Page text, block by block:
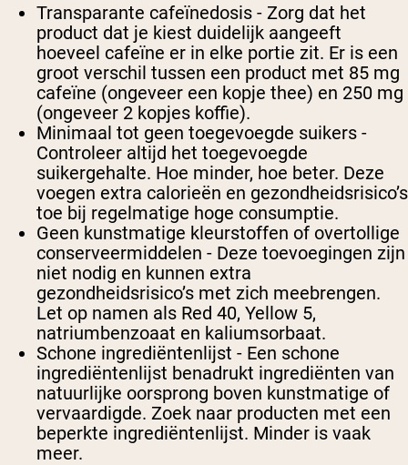
Transparante cafeïnedosis - Zorg dat het
product dat je kiest duidelijk aangeeft
hoeveel cafeïne er in elke portie zit. Er is een
groot verschil tussen een product met 85 mg
cafeïne (ongeveer een kopje thee) en 250 mg
(ongeveer 2 kopjes koffie).
Minimaal tot geen toegevoegde suikers -
Controleer altijd het toegevoegde
suikergehalte. Hoe minder, hoe beter. Deze
voegen extra calorieën en gezondheidsrisico’s
toe bij regelmatige hoge consumptie.
Geen kunstmatige kleurstoffen of overtollige
conserveermiddelen - Deze toevoegingen zijn
niet nodig en kunnen extra
gezondheidsrisico’s met zich meebrengen.
Let op namen als Red 40, Yellow 5,
natriumbenzoaat en kaliumsorbaat.
Schone ingrediëntenlijst - Een schone
ingrediëntenlijst benadrukt ingrediënten van
natuurlijke oorsprong boven kunstmatige of
vervaardigde. Zoek naar producten met een
beperkte ingrediëntenlijst. Minder is vaak
meer.